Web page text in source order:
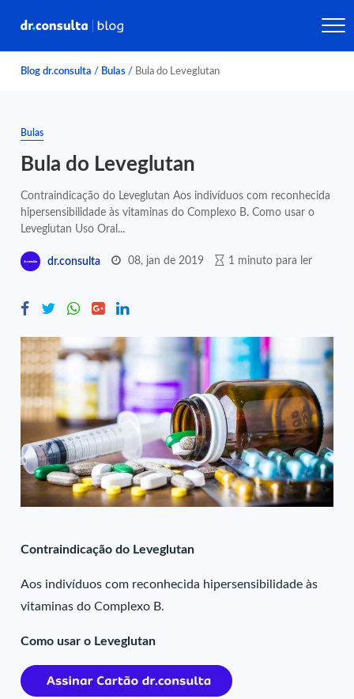
Blog dr.consulta / Bulas / Bula do Leveglutan
Bulas
Bula do Leveglutan
Contraindicação do Leveglutan Aos indivíduos com reconhecida
hipersensibilidade às vitaminas do Complexo B. Como usar o
Leveglutan Uso Oral...
dr.consulta 08, jan de 2019 1 minuto para ler
Contraindicação do Leveglutan
Aos indivíduos com reconhecida hipersensibilidade às
vitaminas do Complexo B.
Como usar o Leveglutan